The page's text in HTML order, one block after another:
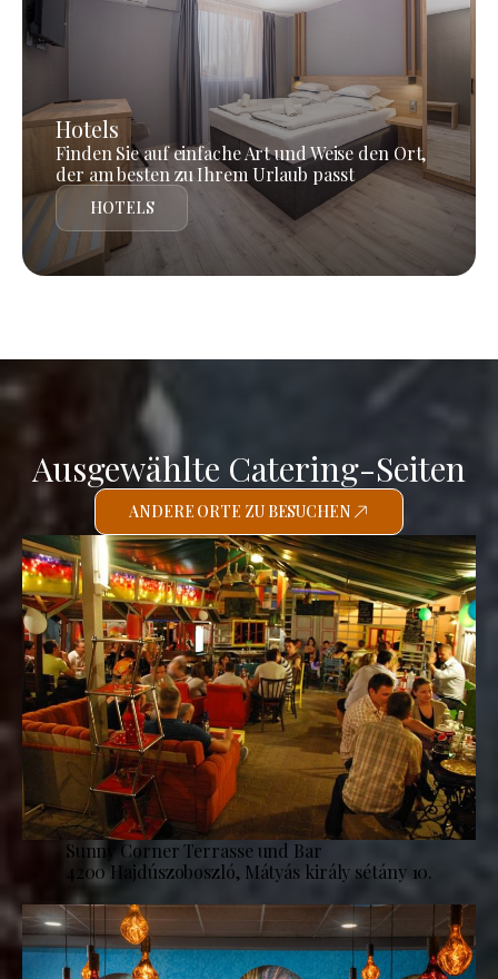
Hotels
Finden Sie auf einfache Art und Weise den Ort,
der am besten zu Ihrem Urlaub passt
HOTELS
Ausgewählte Catering-Seiten
ANDERE ORTE ZU BESUCHEN
Sunny Corner Terrasse und Bar
4200 Hajdúszoboszló, Mátyás király sétány 10.